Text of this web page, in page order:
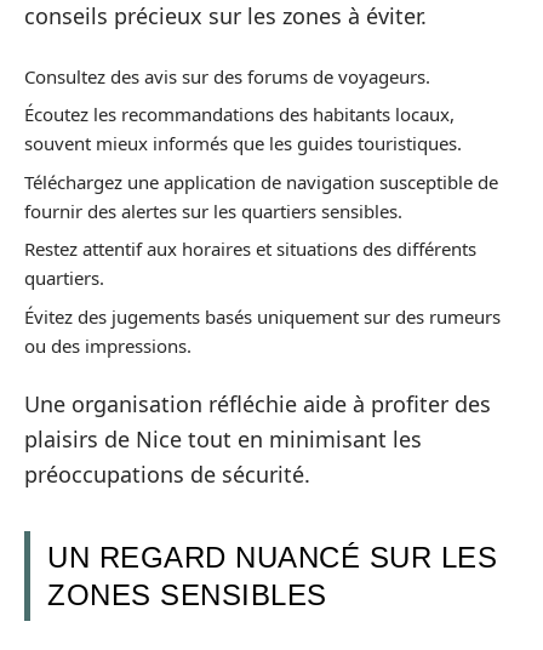
conseils précieux sur les zones à éviter.
Consultez des avis sur des forums de voyageurs.
Écoutez les recommandations des habitants locaux,
souvent mieux informés que les guides touristiques.
Téléchargez une application de navigation susceptible de
fournir des alertes sur les quartiers sensibles.
Restez attentif aux horaires et situations des différents
quartiers.
Évitez des jugements basés uniquement sur des rumeurs
ou des impressions.
Une organisation réfléchie aide à profiter des
plaisirs de Nice tout en minimisant les
préoccupations de sécurité.
UN REGARD NUANCÉ SUR LES
ZONES SENSIBLES